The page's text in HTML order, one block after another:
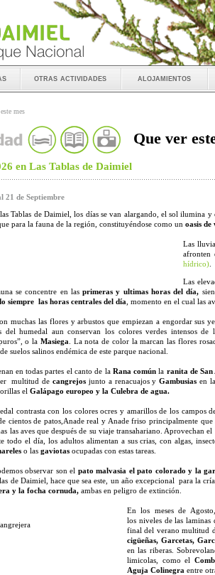
otras actividades alojamientos
mes
Que ver
en Las Tablas de Daimiel
21 de Septiembre
Tablas de Daimiel, los días se van alargando, el sol ilumina
para la fauna de la región, constituyéndose como un oasis
Las
afronten
hídrico)
Las
se concentre en las primeras y ultimas horas del día,
siempre las horas centrales del día , momento en el cual las
muchas las flores y arbustos que empiezan a engordar sus
del humedal aun conservan los colores verdes intensos de
o la Masiega . La nota de color la marcan las flores
suelos salinos endémica de este parque nacional.
en todas partes el canto de la Rana común la ranita de San
multitud decangrejos junto a renacuajos yGambusias en
el Galápago europeo y la Culebra de agua.
contrasta con los colores ocres y amarillos de los campos
cientos de patos,Anade real y Anade friso principalmente que
las aves que después de su viaje transahariano. Aprovechan
todo el día, los adultos alimentan a sus crias, con algas,
o las gaviotas ocupadas con estas tareas.
observar son el pato malvasia el pato colorado y la
de Daimiel, hace que sea este, un año excepcional para la
y la focha cornuda, ambas en peligro de extinción.
En los meses de
los niveles de las
final del verano multitud
cigüeñas, Garcetas,
en las riberas.
limicolas, como el
Aguja Colinegra entre